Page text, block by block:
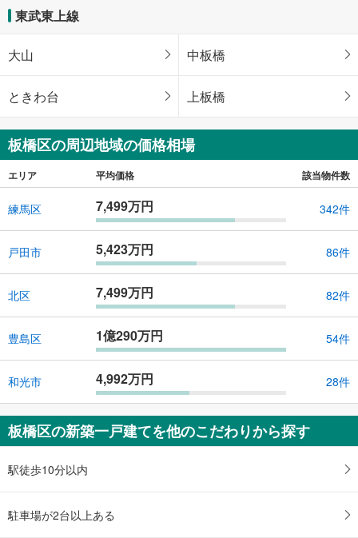
東武東上線
大山 中板橋
ときわ台 上板橋
板橋区の周辺地域の価格相場
エリア 平均価格 該当物件数
練馬区 7,499万円 342件
戸田市 5,423万円 86件
北区 7,499万円 82件
豊島区 1億290万円 54件
和光市 4,992万円 28件
板橋区の新築一戸建てを他のこだわりから探す
駅徒歩10分以内
駐車場が2台以上ある